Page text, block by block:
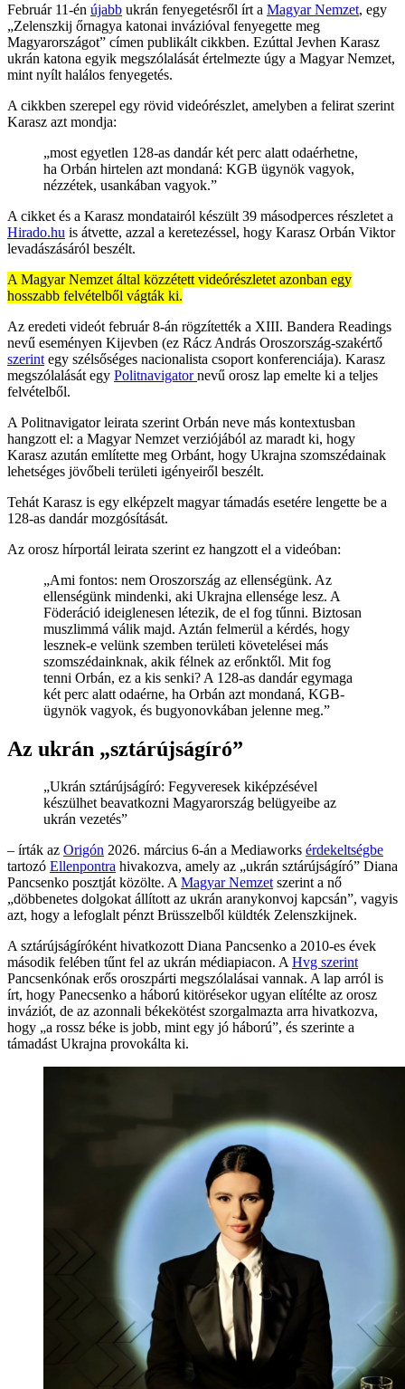
Február 11-én újabb ukrán fenyegetésről írt a Magyar Nemzet, egy
„Zelenszkij őrnagya katonai invázióval fenyegette meg
Magyarországot” címen publikált cikkben. Ezúttal Jevhen Karasz
ukrán katona egyik megszólalását értelmezte úgy a Magyar Nemzet,
mint nyílt halálos fenyegetés.
A cikkben szerepel egy rövid videórészlet, amelyben a felirat szerint
Karasz azt mondja:
„most egyetlen 128-as dandár két perc alatt odaérhetne,
ha Orbán hirtelen azt mondaná: KGB ügynök vagyok,
nézzétek, usankában vagyok.”
A cikket és a Karasz mondatairól készült 39 másodperces részletet a
Hirado.hu is átvette, azzal a keretezéssel, hogy Karasz Orbán Viktor
levadászásáról beszélt.
A Magyar Nemzet által közzétett videórészletet azonban egy
hosszabb felvételből vágták ki.
Az eredeti videót február 8-án rögzítették a XIII. Bandera Readings
nevű eseményen Kijevben (ez Rácz András Oroszország-szakértő
szerint egy szélsőséges nacionalista csoport konferenciája). Karasz
megszólalását egy Politnavigatornevű orosz lap emelte ki a teljes
felvételből.
A Politnavigator leirata szerint Orbán neve más kontextusban
hangzott el: a Magyar Nemzet verziójából az maradt ki, hogy
Karasz azután említette meg Orbánt, hogy Ukrajna szomszédainak
lehetséges jövőbeli területi igényeiről beszélt.
Tehát Karasz is egy elképzelt magyar támadás esetére lengette be a
128-as dandár mozgósítását.
Az orosz hírportál leirata szerint ez hangzott el a videóban:
„Ami fontos: nem Oroszország az ellenségünk. Az
ellenségünk mindenki, aki Ukrajna ellensége lesz. A
Föderáció ideiglenesen létezik, de el fog tűnni. Biztosan
muszlimmá válik majd. Aztán felmerül a kérdés, hogy
lesznek-e velünk szemben területi követelései más
szomszédainknak, akik félnek az erőnktől. Mit fog
tenni Orbán, ez a kis senki? A 128-as dandár egymaga
két perc alatt odaérne, ha Orbán azt mondaná, KGB-
ügynök vagyok, és bugyonovkában jelenne meg.”
Az ukrán „sztárújságíró”
„Ukrán sztárújságíró: Fegyveresek kiképzésével
készülhet beavatkozni Magyarország belügyeibe az
ukrán vezetés”
– írták az Origón 2026. március 6-án a Mediaworks érdekeltségbe
tartozó Ellenpontra hivakozva, amely az „ukrán sztárújságíró” Diana
Pancsenko posztját közölte. AMagyar Nemzetszerint a nő
„döbbenetes dolgokat állított az ukrán aranykonvoj kapcsán”, vagyis
azt, hogy a lefoglalt pénzt Brüsszelből küldték Zelenszkijnek.
A sztárújságíróként hivatkozott Diana Pancsenko a 2010-es évek
második felében tűnt fel az ukrán médiapiacon. AHvg szerint
Pancsenkónak erős oroszpárti megszólalásai vannak. A lap arról is
írt, hogy Panecsenko a háború kitörésekor ugyan elítélte az orosz
inváziót, de az azonnali békekötést szorgalmazta arra hivatkozva,
hogy „a rossz béke is jobb, mint egy jó háború”, és szerinte a
támadást Ukrajna provokálta ki.